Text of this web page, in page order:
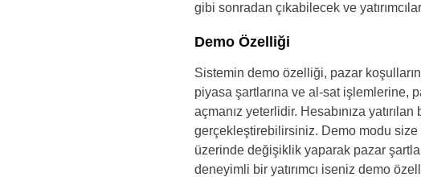
gibi sonradan çıkabilecek ve
Demo Özelliği
Sistemin demo özelliği, pazar
piyasa şartlarına ve al-sat işlemlerine,
açmanız yeterlidir. Hesabınıza
gerçekleştirebilirsiniz. Demo modu size
üzerinde değişiklik yaparak pazar
deneyimli bir yatırımcı iseniz demo